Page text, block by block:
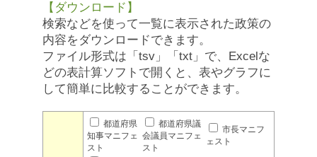
【ダウンロード】
検索などを使って一覧に表示された政策の
内容をダウンロードできます。
ファイル形式は「tsv」「txt」で、Excelな
どの表計算ソフトで開くと、表やグラフに
して簡単に比較することができます。
都道府県
知事マニフェ
スト
都道府県議
会議員マニフェ
スト
市長マニフ
ェスト